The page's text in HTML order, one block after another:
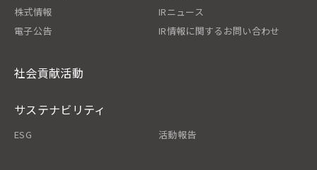
株式情報
IRニュース
電子公告
IR情報に関するお問い合わせ
社会貢献活動
サステナビリティ
ESG 活動報告